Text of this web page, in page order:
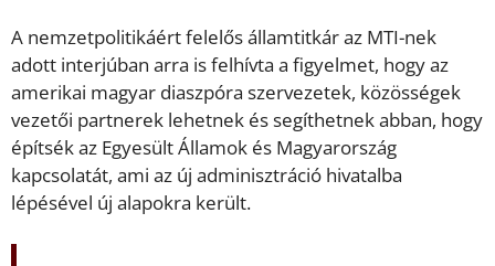
A nemzetpolitikáért felelős államtitkár az MTI-nek
adott interjúban arra is felhívta a figyelmet, hogy az
amerikai magyar diaszpóra szervezetek, közösségek
vezetői partnerek lehetnek és segíthetnek abban, hogy
építsék az Egyesült Államok és Magyarország
kapcsolatát, ami az új adminisztráció hivatalba
lépésével új alapokra került.